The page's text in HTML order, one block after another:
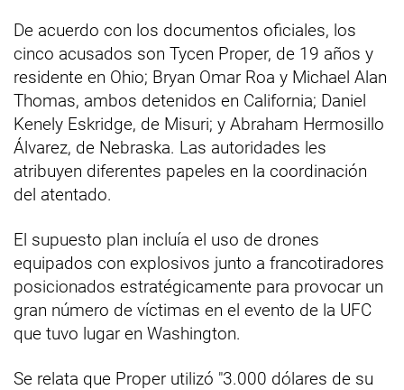
De acuerdo con los documentos oficiales, los
cinco acusados son Tycen Proper, de 19 años y
residente en Ohio; Bryan Omar Roa y Michael Alan
Thomas, ambos detenidos en California; Daniel
Kenely Eskridge, de Misuri; y Abraham Hermosillo
Álvarez, de Nebraska. Las autoridades les
atribuyen diferentes papeles en la coordinación
del atentado.
El supuesto plan incluía el uso de drones
equipados con explosivos junto a francotiradores
posicionados estratégicamente para provocar un
gran número de víctimas en el evento de la UFC
que tuvo lugar en Washington.
Se relata que Proper utilizó "3.000 dólares de su